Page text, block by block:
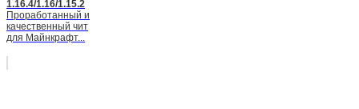
1.16.4/1.16/1.15.2
Проработанный и
качественный чит
для Майнкрафт...